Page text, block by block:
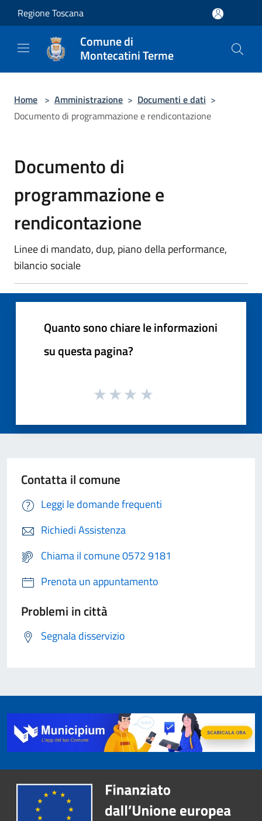
Salta al contenuto principale
Regione Toscana
Comune di
Montecatini Terme
Home > Amministrazione > Documenti e dati >
Documento di programmazione e rendicontazione
Documento di
programmazione e
rendicontazione
Linee di mandato, dup, piano della performance,
bilancio sociale
Quanto sono chiare le informazioni
su questa pagina?
Contatta il comune
Leggi le domande frequenti
Richiedi Assistenza
Chiama il comune 0572 9181
Prenota un appuntamento
Problemi in città
Segnala disservizio